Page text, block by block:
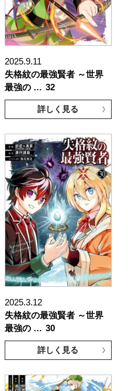
2025.9.11
失格紋の最強賢者 ～世界
最強の … 32
詳しく見る
2025.3.12
失格紋の最強賢者 ～世界
最強の … 30
詳しく見る